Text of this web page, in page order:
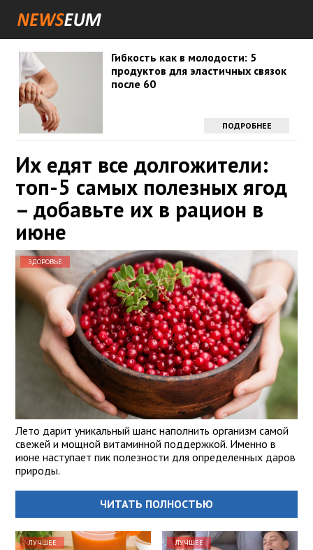
Гибкость как в молодости: 5
продуктов для эластичных связок
после 60
ПОДРОБНЕЕ
Их едят все долгожители:
топ-5 самых полезных ягод
– добавьте их в рацион в
июне
ЗДОРОВЬЕ
Лето дарит уникальный шанс наполнить организм самой
свежей и мощной витаминной поддержкой. Именно в
июне наступает пик полезности для определенных даров
природы.
ЧИТАТЬ ПОЛНОСТЬЮ
ЛУЧШЕЕ ЛУЧШЕЕ